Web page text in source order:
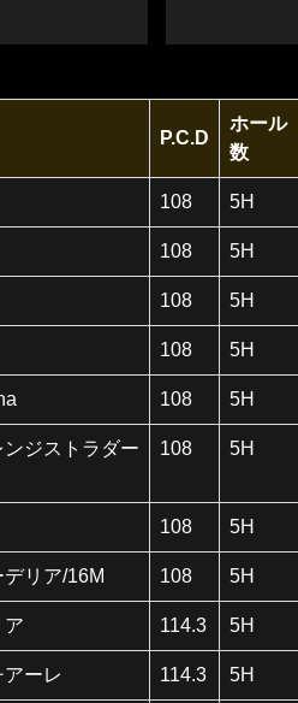
P.C.D
ホール
数
108 5H
108 5H
108 5H
108 5H
108 5H
ジストラダー
108 5H
108 5H
リア/16M 108 5H
ア 114.3 5H
ーレ 114.3 5H